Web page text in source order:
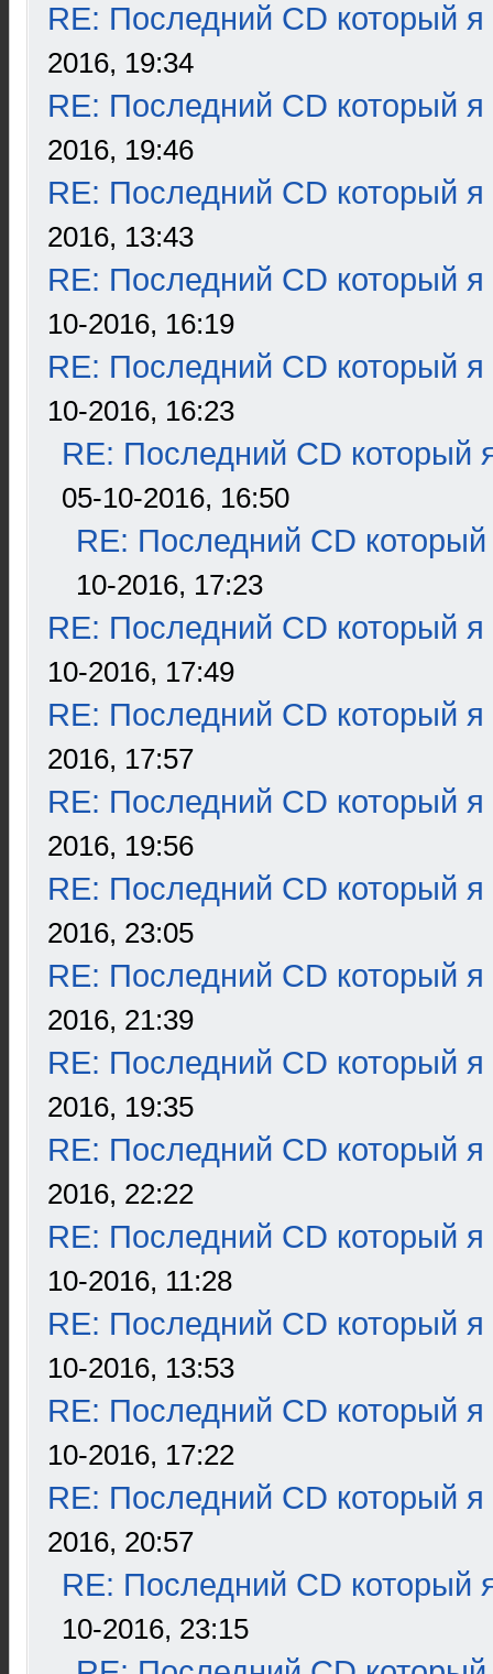
RE: Последний CD который я
2016, 19:34
RE: Последний CD который я
2016, 19:46
RE: Последний CD который я
2016, 13:43
RE: Последний CD который я
10-2016, 16:19
RE: Последний CD который я
10-2016, 16:23
RE: Последний CD который
05-10-2016, 16:50
RE: Последний CD который
10-2016, 17:23
RE: Последний CD который я
10-2016, 17:49
RE: Последний CD который я
2016, 17:57
RE: Последний CD который я
2016, 19:56
RE: Последний CD который я
2016, 23:05
RE: Последний CD который я
2016, 21:39
RE: Последний CD который я
2016, 19:35
RE: Последний CD который я
2016, 22:22
RE: Последний CD который я
10-2016, 11:28
RE: Последний CD который я
10-2016, 13:53
RE: Последний CD который я
10-2016, 17:22
RE: Последний CD который я
2016, 20:57
RE: Последний CD который
10-2016, 23:15